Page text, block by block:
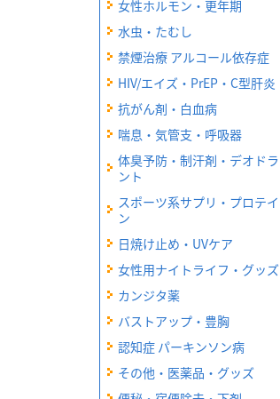
女性ホルモン・更年期
水虫・たむし
禁煙治療 アルコール依存症
HIV/エイズ・PrEP・C型肝炎
抗がん剤・白血病
喘息・気管支・呼吸器
体臭予防・制汗剤・デオドラ
ント
スポーツ系サプリ・プロテイ
ン
日焼け止め・UVケア
女性用ナイトライフ・グッズ
カンジタ薬
バストアップ・豊胸
認知症 パーキンソン病
その他・医薬品・グッズ